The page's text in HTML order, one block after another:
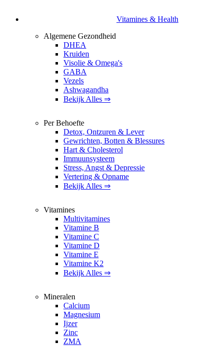
Vitamines & Health
Algemene Gezondheid
DHEA
Kruiden
Visolie & Omega's
GABA
Vezels
Ashwagandha
Bekijk Alles ⇒
Per Behoefte
Detox, Ontzuren & Lever
Gewrichten, Botten & Blessures
Hart & Cholesterol
Immuunsysteem
Stress, Angst & Depressie
Vertering & Opname
Bekijk Alles ⇒
Vitamines
Multivitamines
Vitamine B
Vitamine C
Vitamine D
Vitamine E
Vitamine K2
Bekijk Alles ⇒
Mineralen
Calcium
Magnesium
Ijzer
Zinc
ZMA